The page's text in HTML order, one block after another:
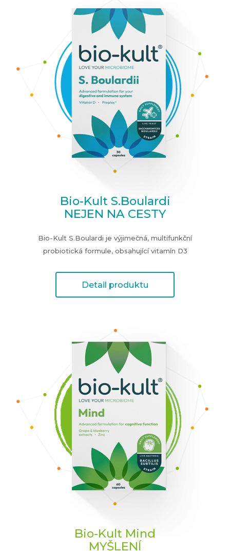
Bio-Kult S.Boulardi
NEJEN NA CESTY
Bio-Kult S.Boulardi je výjimečná, multifunkční
probiotická formule, obsahující vitamín D3
Detail produktu
Bio-Kult Mind
MYŠLENÍ